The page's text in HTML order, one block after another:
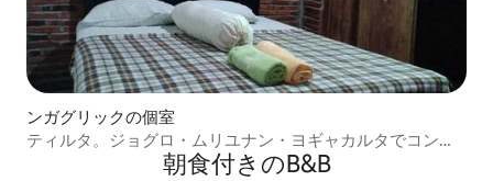
ンガグリックの個室
ティルタ。ジョグロ・ムリユナン・ヨギャカルタでコンフ
朝食付きのB&B